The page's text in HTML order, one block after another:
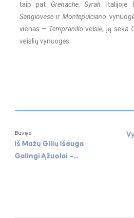
taip pat Grenache,Syrah . Italijoje
Sangiovese irMontepulciano
vienas – Tempranillo veislė, ją seka
veislių vynuogės.
Buvęs
Iš Mažų Gilių Išauga
Galingi Ąžuolai –